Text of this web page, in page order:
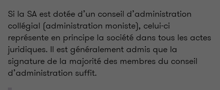
Si la SA est dotée d’un conseil d’administration
collégial (administration moniste), celui-ci
représente en principe la société dans tous les actes
juridiques. Il est généralement admis que la
signature de la majorité des membres du conseil
d’administration suffit.